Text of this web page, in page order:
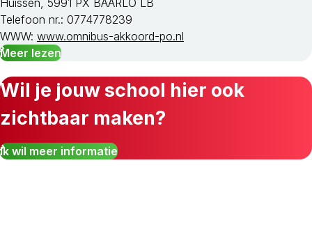
Huissen, 5991 PX BAARLO LB
Telefoon nr.: 0774778239
WWW: www.omnibus-akkoord-po.nl
Meer lezen
Wil je jouw school hier ook
zichtbaar maken?
Ik wil meer informatie